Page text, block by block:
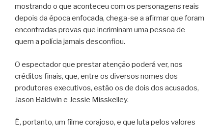
mostrando o que aconteceu com os personagens reais
depois da época enfocada, chega-se a afirmar que foram
encontradas provas que incriminam uma pessoa de
quem a polícia jamais desconfiou.
O espectador que prestar atenção poderá ver, nos
créditos finais, que, entre os diversos nomes dos
produtores executivos, estão os de dois dos acusados,
Jason Baldwin e Jessie Misskelley.
É, portanto, um filme corajoso, e que luta pelos valores